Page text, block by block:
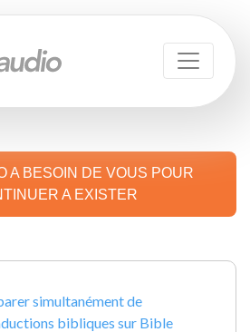
A BESOIN DE VOUS POUR
A EXISTER
simultanément de
bibliques sur Bible